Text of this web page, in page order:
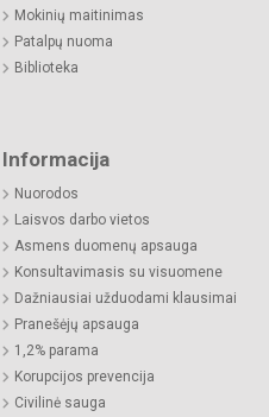
Mokinių maitinimas
Patalpų nuoma
Biblioteka
Informacija
Nuorodos
Laisvos darbo vietos
Asmens duomenų apsauga
Konsultavimasis su visuomene
Dažniausiai užduodami klausimai
Pranešėjų apsauga
1,2% parama
Korupcijos prevencija
Civilinė sauga